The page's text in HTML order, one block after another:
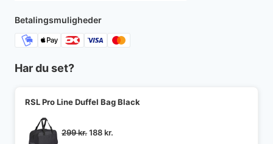
Betalingsmuligheder
Har du set?
RSL Pro Line Duffel Bag Black
299kr.Den
188kr.